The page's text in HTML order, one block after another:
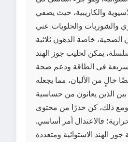
والكاريبية، حيث يضفي
والشوربات والحلويات. غني
الصحية، خاصة الدهون ثلاثية
يمكن لحليب جوز الهند
سريعة في الطاقة ودعم صحة
خالٍ من الألبان، مما يجعله
بين الذين يعانون من حساسية
ومع ذلك، كن حذرًا من محتوى
فالاعتدال أمر أساسي.
جوز الهند الاستوائية ومتعددة